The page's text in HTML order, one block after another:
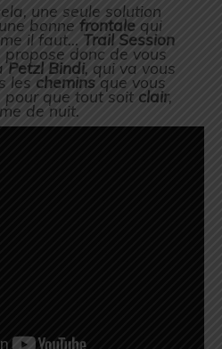
une seule solution
bonne frontale qui
il faut… Trail Session
donc de vous
Petzl Bindi, qui va vous
les cheminsque vous
pour que tout soit clair,
de nuit.